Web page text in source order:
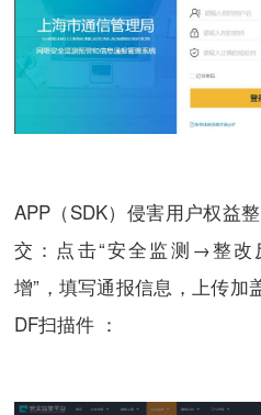
APP（SDK）侵害用户权益
交：点击“安全监测→整
增”，填写通报信息，上传加
DF扫描件 ：